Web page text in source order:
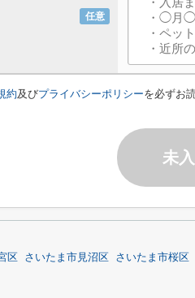
任意
約及びプライバシーポリシーを必ずお
未
区 さいたま市見沼区 さいたま市桜区